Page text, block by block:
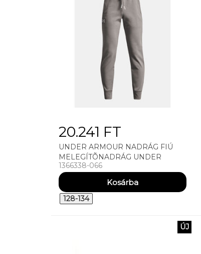
20.241 FT
UNDER ARMOUR NADRÁG FIÚ
MELEGÍTÕNADRÁG UNDER
ARMOUR SUMMIT KNIT PANTS
1366338-066
128-134
ÚJ